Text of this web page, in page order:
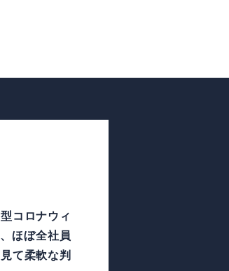
コロナウィ
ほぼ全社員
て柔軟な判